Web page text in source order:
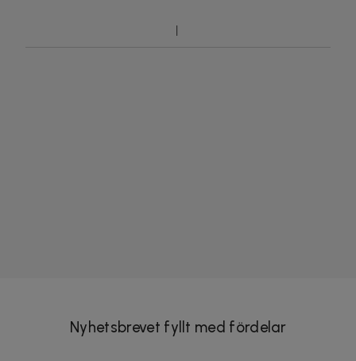
Nyhetsbrevet fyllt med fördelar